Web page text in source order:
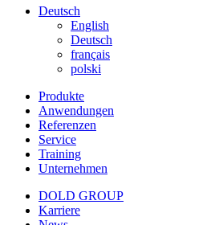
Deutsch
English
Deutsch
français
polski
Produkte
Anwendungen
Referenzen
Service
Training
Unternehmen
DOLD GROUP
Karriere